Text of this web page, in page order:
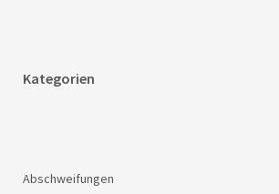
Kategorien
Abschweifungen